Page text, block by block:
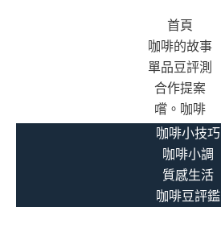
首頁
咖啡的故事
單品豆評測
合作提案
嚐。咖啡
咖啡小技巧
咖啡小調
質感生活
咖啡豆評鑑